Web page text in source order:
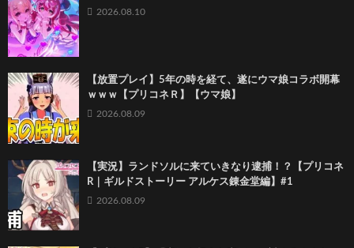
2026.08.10
【放置プレイ】5年の時を経て、遂にウマ娘コラボ開幕
ｗｗｗ【プリコネＲ】【ウマ娘】
2026.08.09
【実況】ランドソルに来ていきなり逮捕！？【プリコネ
R｜ギルドストーリー アルケス錬金堂編】#1
2026.08.09